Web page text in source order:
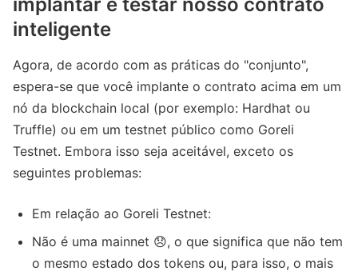
inteligente
Agora, de acordo com as práticas do "conjunto",
espera-se que você implante o contrato acima em um
nó da blockchain local (por exemplo: Hardhat ou
Truffle) ou em um testnet público como Goreli
Testnet. Embora isso seja aceitável, exceto os
seguintes problemas:
Em relação ao Goreli Testnet:
Não é uma mainnet 😞, o que significa que não tem
o mesmo estado dos tokens ou, para isso, o mais